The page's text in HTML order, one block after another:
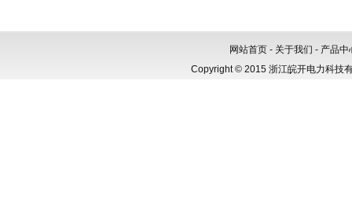
网站首页 - 关于我们 - 产品中
Copyright © 2015 浙江皖开电力科技